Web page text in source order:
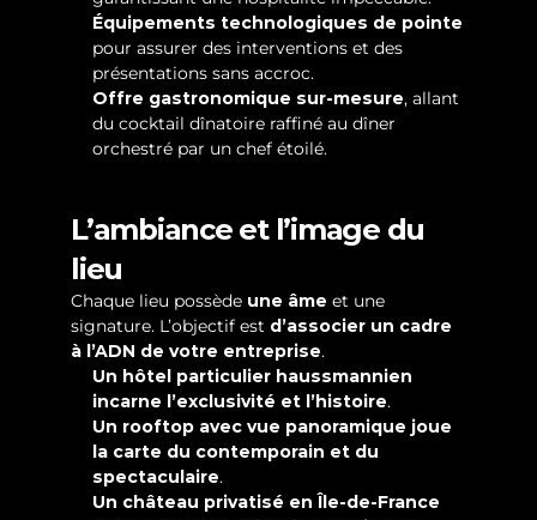
Équipements technologiques de pointe
pour assurer des interventions et des
présentations sans accroc.
Offre gastronomique sur-mesure, allant
du cocktail dînatoire raffiné au dîner
orchestré par un chef étoilé.
L’ambiance et l’image du
lieu
Chaque lieu possède une âme et une
signature. L’objectif est d’associer un cadre
à l’ADN de votre entreprise.
Un hôtel particulier haussmannien
incarne l’exclusivité et l’histoire.
Un rooftop avec vue panoramique joue
la carte du contemporain et du
spectaculaire.
Un château privatisé en Île-de-France